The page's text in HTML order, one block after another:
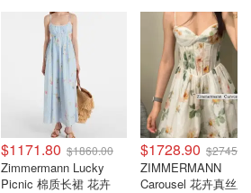
$1171.80 $1860.00
Zimmermann Lucky
Picnic 棉质长裙 花卉
$1728.90
ZIMMERMANN
Carousel 花卉真丝